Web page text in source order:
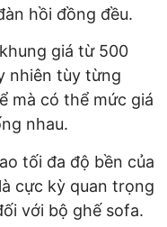
hồi đồng đều.
giá từ 500
nhiên tùy từng
mà có thể mức giá
nhau.
tối đa độ bền của
cực kỳ quan trọng
với bộ ghế sofa.